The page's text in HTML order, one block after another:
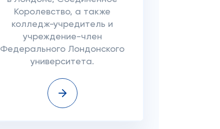
Королевство, а также
колледж-учредитель и
учреждение-член
Федерального Лондонского
университета.